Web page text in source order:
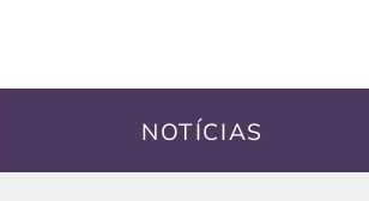
NOTÍCIAS